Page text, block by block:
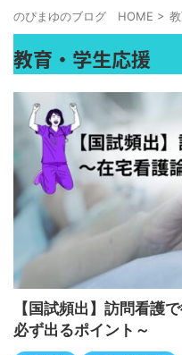
のぴまゆのブログ HOME >
教育・学生応援
【国試頻出】訪問看護
必ず出るポイント～